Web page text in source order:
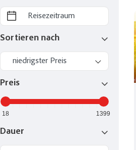
Reisezeitraum
Reisezeitraum
Sortieren nach
Preis
18 1399
Dauer